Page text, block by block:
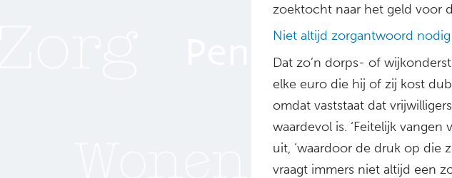
zoektocht naar het geld voor
Niet altijd zorgantwoord nodig
Dat zo’n dorps- of
elke euro die hij of zij kost
omdat vaststaat dat
waardevol is. ‘Feitelijk vangen
uit, ‘waardoor de druk op die
vraagt immers niet altijd een